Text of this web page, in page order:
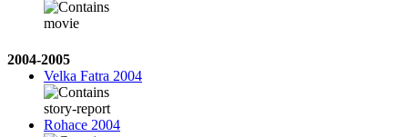
2004-2005
Velka Fatra 2004
Rohace 2004